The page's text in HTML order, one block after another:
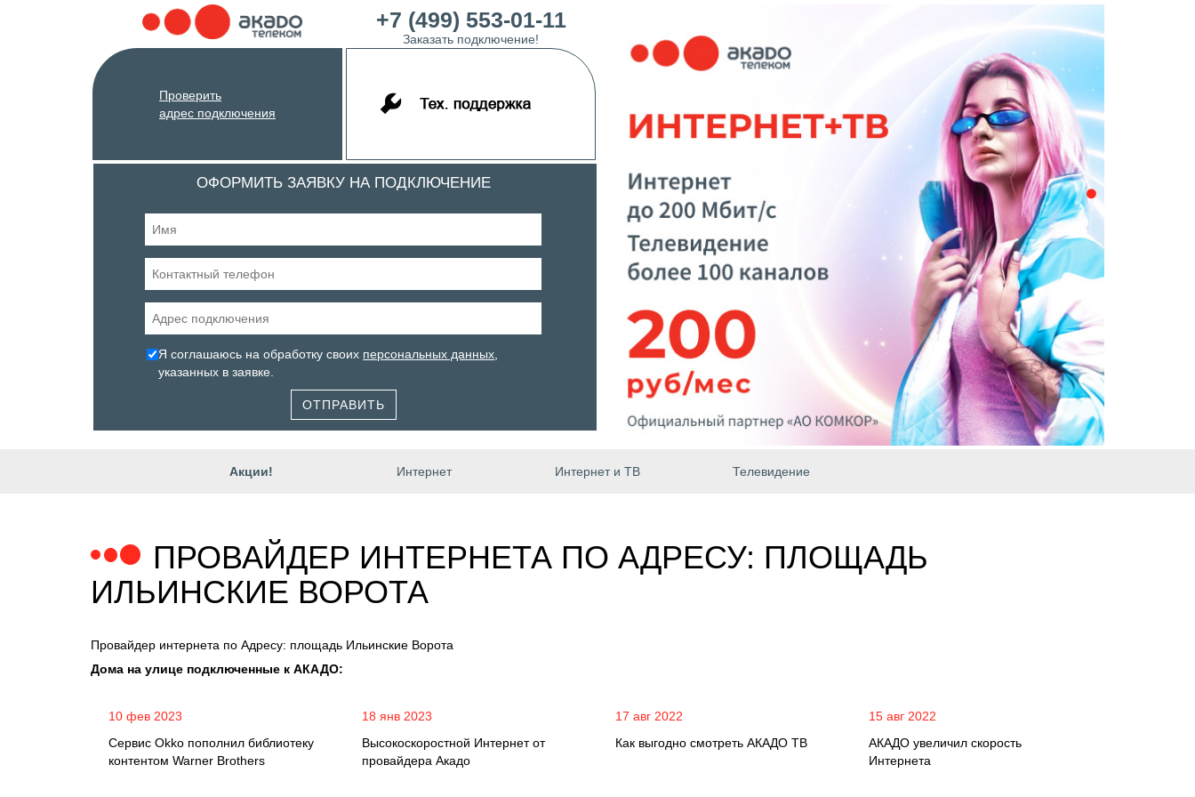
+7 (499) 553-01-11
Заказать подключение!
Проверить
адрес подключения
ОФОРМИТЬ ЗАЯВКУ НА ПОДКЛЮЧЕНИЕ
Я соглашаюсь на обработку своих персональных данных
указанных в заявке.
ОТПРАВИТЬ
Акции! Интернет Интернет и ТВ Телевидение
ПРОВАЙДЕР ИНТЕРНЕТА ПО АДРЕСУ: ПЛОЩАДЬ
ИЛЬИНСКИЕ ВОРОТА
Провайдер интернета по Адресу: площадь Ильинские Ворота
Дома на улице подключенные к АКАДО:
10 фев 2023
Сервис Okko пополнил библиотеку
контентом Warner Brothers
18 янв 2023
Высокоскоростной Интернет от
провайдера Акадо
17 авг 2022
Как выгодно смотреть АКАДО ТВ
15 авг 2022
АКАДО увеличил скорость
Интернета